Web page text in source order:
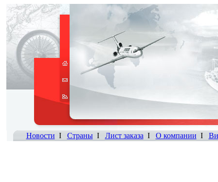
Новости I СтраныI Лист заказа I О компании I